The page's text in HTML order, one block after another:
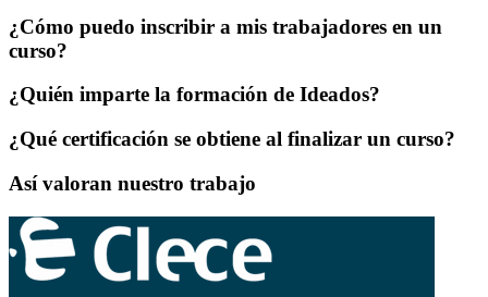
¿Cómo puedo inscribir a mis trabajadores en un
curso?
¿Quién imparte la formación de Ideados?
¿Qué certificación se obtiene al finalizar un curso?
Así valoran nuestro trabajo